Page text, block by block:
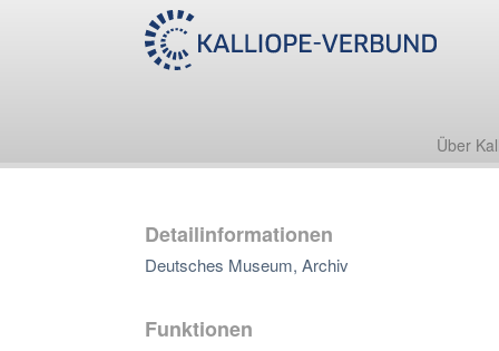
Über
Detailinformationen
Deutsches Museum, Archiv
Funktionen